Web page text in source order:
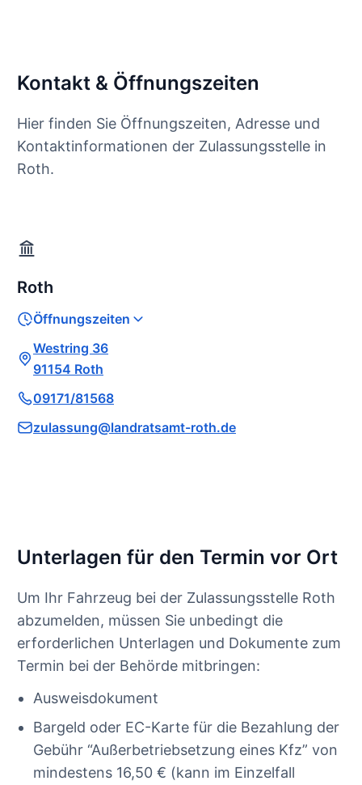
Kontakt & Öffnungszeiten
Hier finden Sie Öffnungszeiten, Adresse und
Kontaktinformationen der Zulassungsstelle in
Roth.
Roth
Öffnungszeiten
Westring 36
91154 Roth
09171/81568
zulassung@landratsamt-roth.de
Unterlagen für den Termin vor Ort
Um Ihr Fahrzeug bei der Zulassungsstelle Roth
abzumelden, müssen Sie unbedingt die
erforderlichen Unterlagen und Dokumente zum
Termin bei der Behörde mitbringen:
Ausweisdokument
Bargeld oder EC-Karte für die Bezahlung der
Gebühr “Außerbetriebsetzung eines Kfz” von
mindestens 16,50 € (kann im Einzelfall